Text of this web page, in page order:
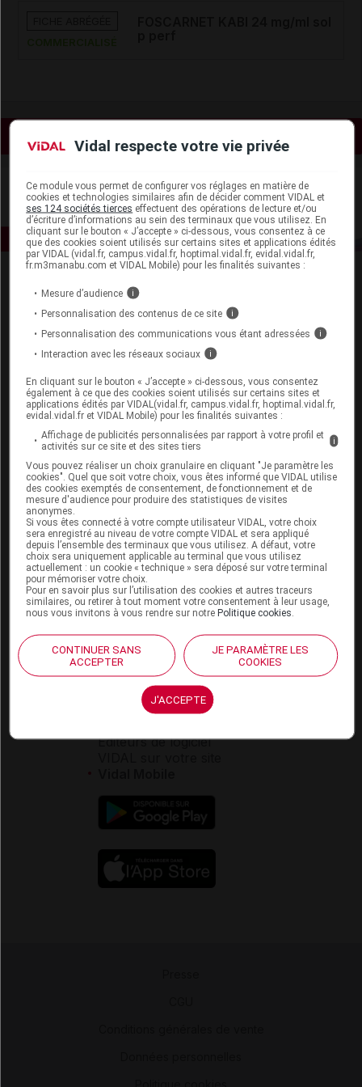
Espace produit
Boutique
VIDAL Expert
VIDAL Hoptimal
eVIDAL
VIDAL Mobile
VIDAL widget
VIDAL Sécurisation
VIDAL e-Services
Espace institutionnel
Qui sommes-nous ?
VIDAL France
Carrières
Charte éthique et
déontologique
Service client
Contact
Espace partenaires
Éditeurs de logiciel
Vidal respecte votre vie privée
Ce module vous permet de configurer vos réglages en matière de
cookies et technologies similaires afin de décider comment VIDAL et
ses 124 sociétés tierces effectuent des opérations de lecture et/ou
d’écriture d’informations au sein des terminaux que vous utilisez. En
cliquant sur le bouton « J’accepte » ci-dessous, vous consentez à ce
que des cookies soient utilisés sur certains sites et applications édités
par VIDAL (vidal.fr, campus.vidal.fr, hoptimal.vidal.fr, evidal.vidal.fr,
fr.m3manabu.com et VIDAL Mobile) pour les finalités suivantes :
Mesure d’audience i
Personnalisation des contenus de ce site i
Personnalisation des communications vous étant adressées i
Interaction avec les réseaux sociaux i
En cliquant sur le bouton « J’accepte » ci-dessous, vous consentez
également à ce que des cookies soient utilisés sur certains sites et
applications édités par VIDAL(vidal.fr, campus.vidal.fr, hoptimal.vidal.fr,
evidal.vidal.fr et VIDAL Mobile) pour les finalités suivantes :
Affichage de publicités personnalisées par rapport à votre profil et
activités sur ce site et des sites tiers
i
Vous pouvez réaliser un choix granulaire en cliquant "Je paramètre les
cookies". Quel que soit votre choix, vous êtes informé que VIDAL utilise
des cookies exemptés de consentement, de fonctionnement et de
mesure d'audience pour produire des statistiques de visites
anonymes.
Si vous êtes connecté à votre compte utilisateur VIDAL, votre choix
sera enregistré au niveau de votre compte VIDAL et sera appliqué
depuis l’ensemble des terminaux que vous utilisez. A défaut, votre
choix sera uniquement applicable au terminal que vous utilisez
actuellement : un cookie « technique » sera déposé sur votre terminal
pour mémoriser votre choix.
Pour en savoir plus sur l’utilisation des cookies et autres traceurs
similaires, ou retirer à tout moment votre consentement à leur usage,
nous vous invitons à vous rendre sur notrePolitique cookies
CONTINUER SANS
ACCEPTER
JE PARAMÈTRE LES
COOKIES
J'ACCEPTE